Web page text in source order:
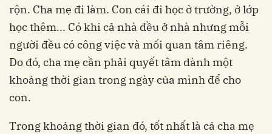
rộn. Cha mẹ đi làm. Con cái đi học ở trường, ở lớp
học thêm... Có khi cả nhà đều ở nhà nhưng mỗi
người đều có công việc và mối quan tâm riêng.
Do đó, cha mẹ cần phải quyết tâm dành một
khoảng thời gian trong ngày của mình để cho
con.
Trong khoảng thời gian đó, tốt nhất là cả cha mẹ